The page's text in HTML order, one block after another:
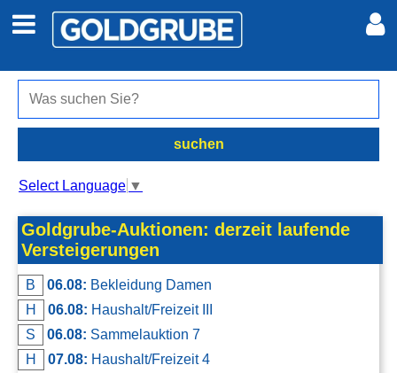
Auto + Motor
Jobs
Marktplatz
Auktionen
jetzt inserieren
Meine Inserate
Anmelden
suchen
Select Language ▼
Goldgrube-Auktionen: derzeit laufende
Versteigerungen
B 06.08: Bekleidung Damen
H
06.08: Haushalt/Freizeit III
S
06.08: Sammelauktion 7
H
07.08: Haushalt/Freizeit 4